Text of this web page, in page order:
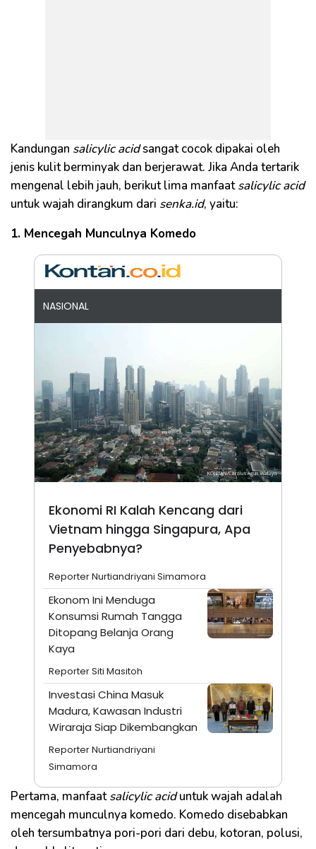
Kandungan salicylic acidsangat cocok dipakai oleh
jenis kulit berminyak dan berjerawat. Jika Anda tertarik
mengenal lebih jauh, berikut lima manfaatsalicylic acid
untuk wajah dirangkum dari senka.id, yaitu:
1. Mencegah Munculnya Komedo
NASIONAL
Ekonomi RI Kalah Kencang dari
Vietnam hingga Singapura, Apa
Penyebabnya?
Reporter Nurtiandriyani Simamora
Ekonom Ini Menduga
Konsumsi Rumah Tangga
Ditopang Belanja Orang
Kaya
Reporter Siti Masitoh
Investasi China Masuk
Madura, Kawasan Industri
Wiraraja Siap Dikembangkan
Reporter Nurtiandriyani
Simamora
Pertama, manfaatsalicylic aciduntuk wajah adalah
mencegah munculnya komedo. Komedo disebabkan
oleh tersumbatnya pori-pori dari debu, kotoran, polusi,